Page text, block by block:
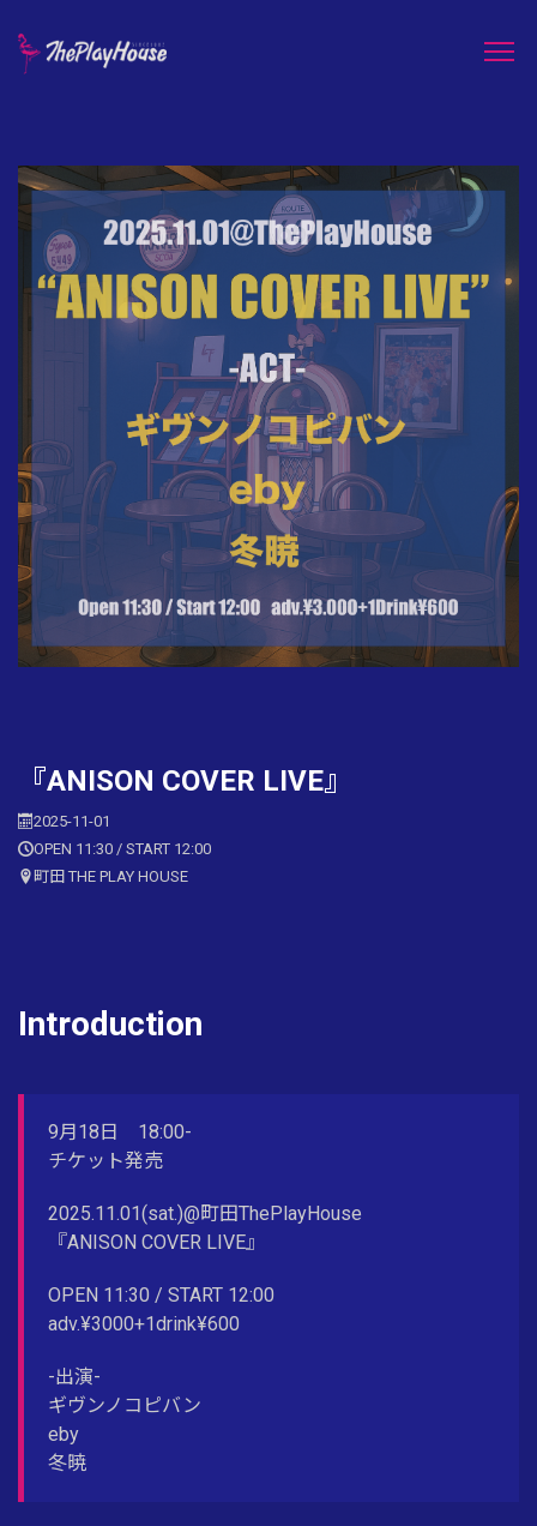
『ANISON COVER LIVE』
2025-11-01
OPEN 11:30 / START 12:00
町田 THE PLAY HOUSE
Introduction
9月18日 18:00-
チケット発売
2025.11.01(sat.)@町田ThePlayHouse
『ANISON COVER LIVE』
OPEN 11:30 / START 12:00
adv.¥3000+1drink¥600
-出演-
ギヴンノコピバン
eby
冬暁